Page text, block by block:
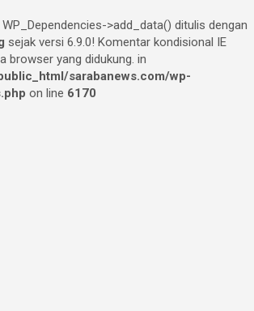
WP_Dependencies->add_data() ditulis dengan
sejak versi 6.9.0! Komentar kondisional IE
browser yang didukung. in
sarabanews.com/wp-
on line 6170